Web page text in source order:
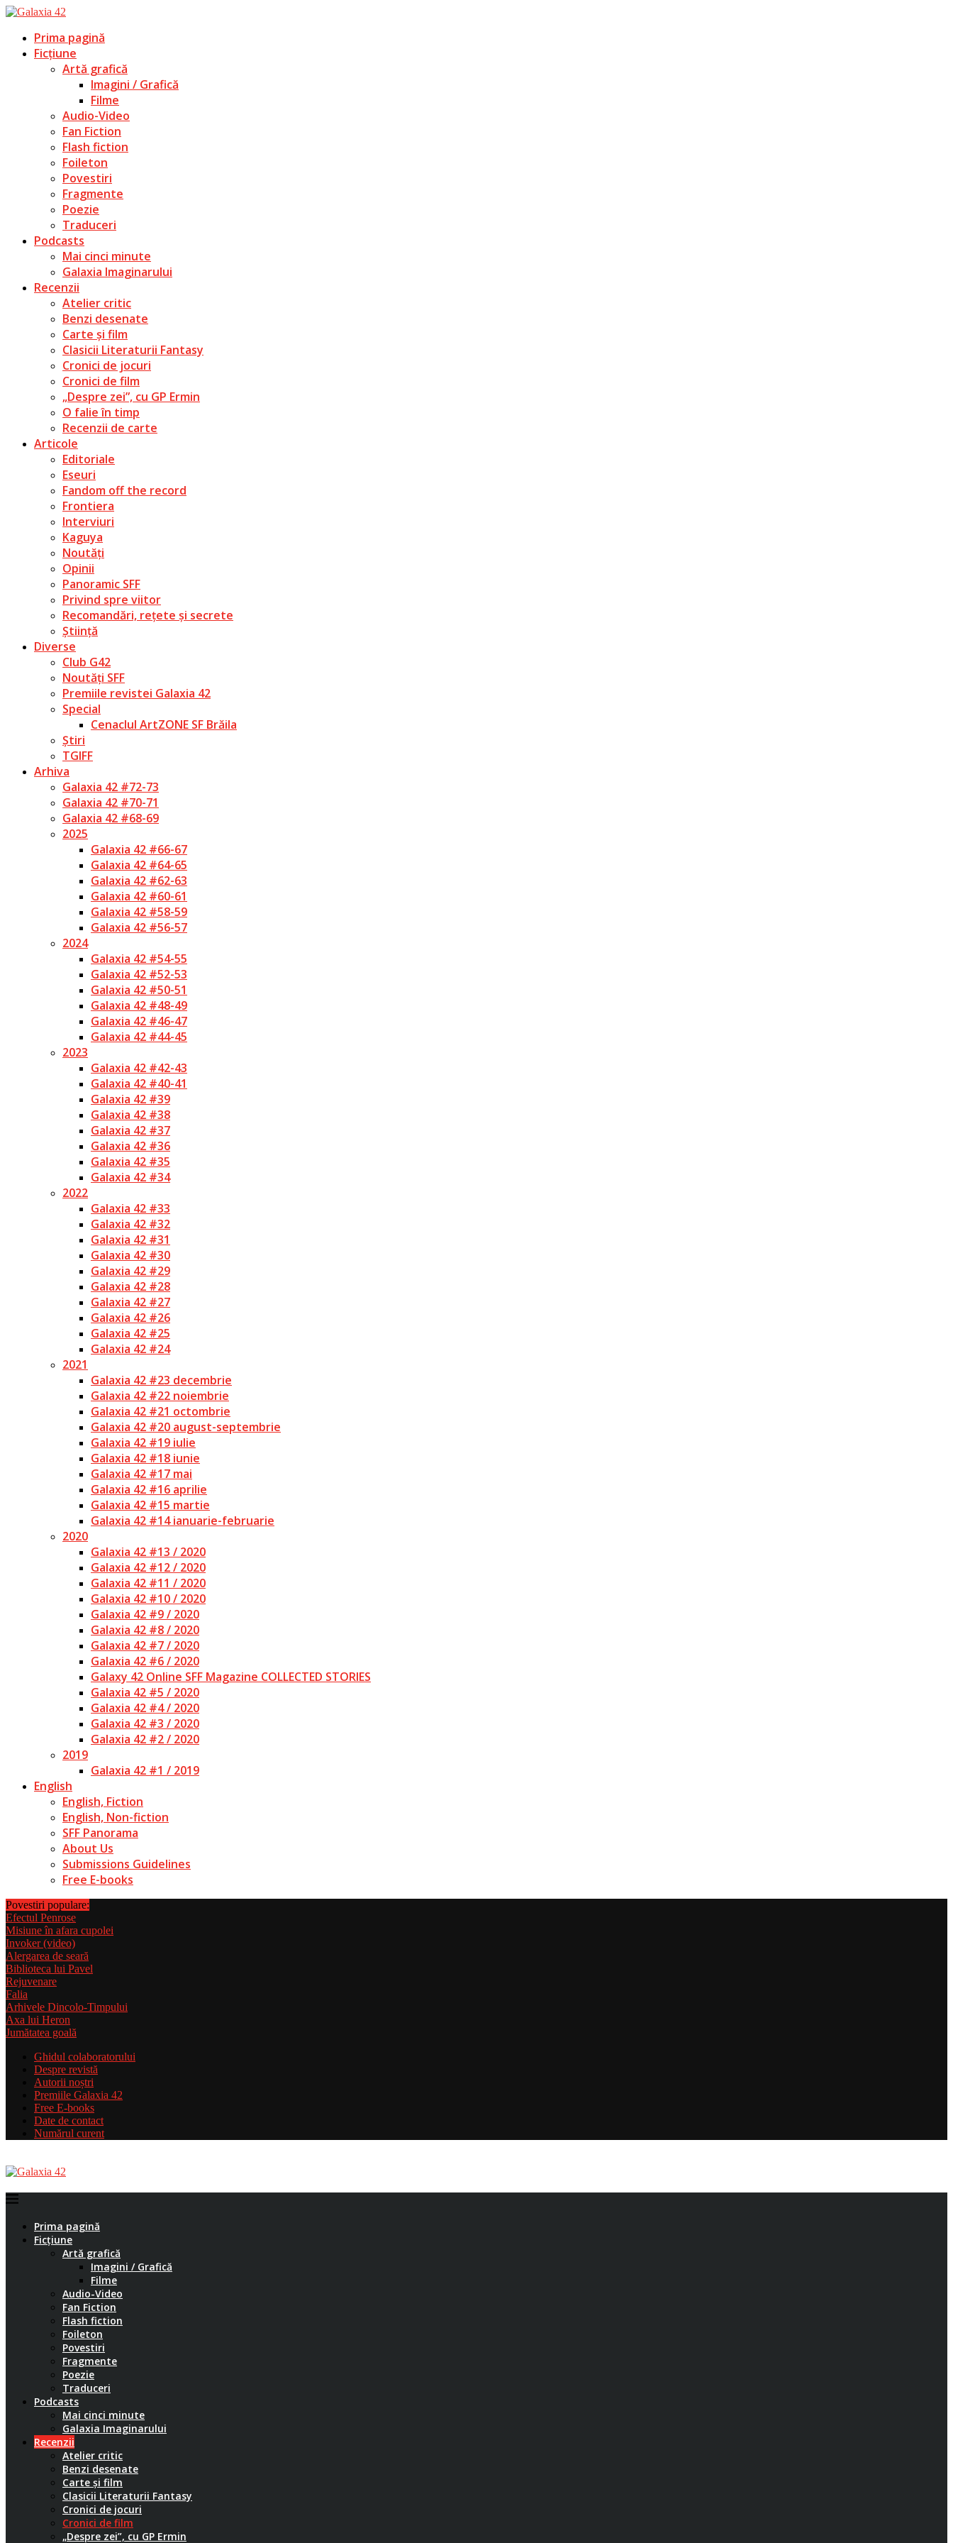
Prima pagină
Ficțiune
Artă grafică
Imagini / Grafică
Filme
Audio-Video
Fan Fiction
Flash fiction
Foileton
Povestiri
Fragmente
Poezie
Traduceri
Podcasts
Mai cinci minute
Galaxia Imaginarului
Recenzii
Atelier critic
Benzi desenate
Carte și film
Clasicii Literaturii Fantasy
Cronici de jocuri
Cronici de film
„Despre zei”, cu GP Ermin
O falie în timp
Recenzii de carte
Articole
Editoriale
Eseuri
Fandom off the record
Frontiera
Interviuri
Kaguya
Noutăți
Opinii
Panoramic SFF
Privind spre viitor
Recomandări, rețete și secrete
Știință
Diverse
Club G42
Noutăți SFF
Premiile revistei Galaxia 42
Special
Cenaclul ArtZONE SF Brăila
Știri
TGIFF
Arhiva
Galaxia 42 #72-73
Galaxia 42 #70-71
Galaxia 42 #68-69
2025
Galaxia 42 #66-67
Galaxia 42 #64-65
Galaxia 42 #62-63
Galaxia 42 #60-61
Galaxia 42 #58-59
Galaxia 42 #56-57
2024
Galaxia 42 #54-55
Galaxia 42 #52-53
Galaxia 42 #50-51
Galaxia 42 #48-49
Galaxia 42 #46-47
Galaxia 42 #44-45
2023
Galaxia 42 #42-43
Galaxia 42 #40-41
Galaxia 42 #39
Galaxia 42 #38
Galaxia 42 #37
Galaxia 42 #36
Galaxia 42 #35
Galaxia 42 #34
2022
Galaxia 42 #33
Galaxia 42 #32
Galaxia 42 #31
Galaxia 42 #30
Galaxia 42 #29
Galaxia 42 #28
Galaxia 42 #27
Galaxia 42 #26
Galaxia 42 #25
Galaxia 42 #24
2021
Galaxia 42 #23 decembrie
Galaxia 42 #22 noiembrie
Galaxia 42 #21 octombrie
Galaxia 42 #20 august-septembrie
Galaxia 42 #19 iulie
Galaxia 42 #18 iunie
Galaxia 42 #17 mai
Galaxia 42 #16 aprilie
Galaxia 42 #15 martie
Galaxia 42 #14 ianuarie-februarie
2020
Galaxia 42 #13 / 2020
Galaxia 42 #12 / 2020
Galaxia 42 #11 / 2020
Galaxia 42 #10 / 2020
Galaxia 42 #9 / 2020
Galaxia 42 #8 / 2020
Galaxia 42 #7 / 2020
Galaxia 42 #6 / 2020
Galaxy 42 Online SFF Magazine COLLECTED STORIES
Galaxia 42 #5 / 2020
Galaxia 42 #4 / 2020
Galaxia 42 #3 / 2020
Galaxia 42 #2 / 2020
2019
Galaxia 42 #1 / 2019
English
English, Fiction
English, Non-fiction
SFF Panorama
About Us
Submissions Guidelines
Free E-books
Povestiri populare:
Efectul Penrose
Misiune în afara cupolei
Invoker (video)
Alergarea de seară
Biblioteca lui Pavel
Rejuvenare
Falia
Arhivele Dincolo-Timpului
Axa lui Heron
Jumătatea goală
Ghidul colaboratorului
Despre revistă
Autorii noștri
Premiile Galaxia 42
Free E-books
Date de contact
Numărul curent
Prima pagină
Ficțiune
Artă grafică
Imagini / Grafică
Filme
Audio-Video
Fan Fiction
Flash fiction
Foileton
Povestiri
Fragmente
Poezie
Traduceri
Podcasts
Mai cinci minute
Galaxia Imaginarului
Recenzii
Atelier critic
Benzi desenate
Carte și film
Clasicii Literaturii Fantasy
Cronici de jocuri
Cronici de film
„Despre zei”, cu GP Ermin